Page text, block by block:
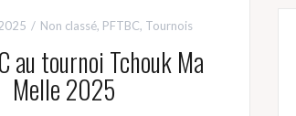
Non classé, PFTBC, Tournois
au tournoi Tchouk Ma
Melle 2025